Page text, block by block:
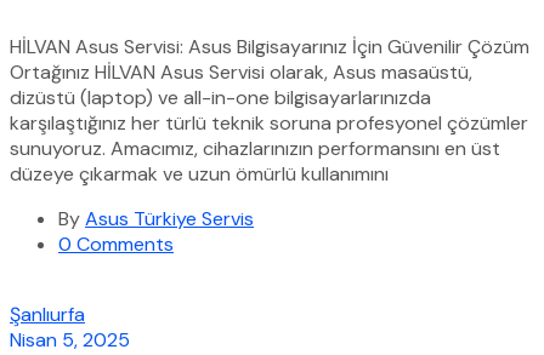
HİLVAN Asus Servisi: Asus Bilgisayarınız İçin Güvenilir Çözüm
Ortağınız HİLVAN Asus Servisi olarak, Asus masaüstü,
dizüstü (laptop) ve all-in-one bilgisayarlarınızda
karşılaştığınız her türlü teknik soruna profesyonel çözümler
sunuyoruz. Amacımız, cihazlarınızın performansını en üst
düzeye çıkarmak ve uzun ömürlü kullanımını
ByAsus Türkiye Servis
0 Comments
Şanlıurfa
Nisan 5, 2025